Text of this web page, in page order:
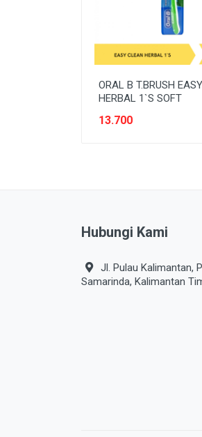
ORAL B T.BRUSH
HERBAL 1`S SOFT
13.700
Hubungi Kami
Jl. Pulau Kalimantan,
Samarinda, Kalimantan